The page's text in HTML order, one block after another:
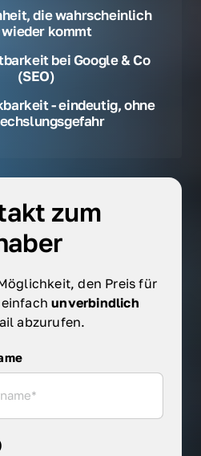
die wahrscheinlich
wieder kommt
bei Google & Co
(SEO)
- eindeutig, ohne
zum
den Preis für
einfach
abzurufen.